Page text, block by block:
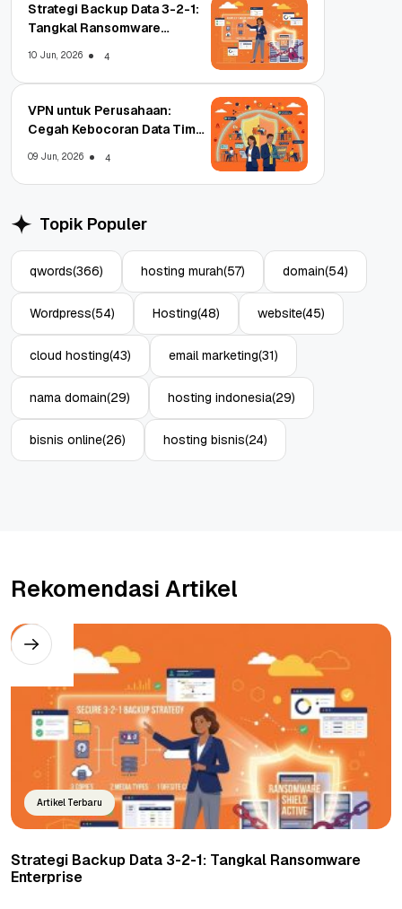
Strategi Backup Data 3-2-1:
Tangkal Ransomware
10 Jun, 2026 4
VPN untuk Perusahaan:
Cegah Kebocoran Data Tim
09 Jun, 2026 4
Topik Populer
qwords(366) hosting murah(57) domain(54)
Wordpress(54) Hosting(48) website(45)
cloud hosting(43) email marketing(31)
nama domain(29) hosting indonesia(29)
bisnis online(26) hosting bisnis(24)
Rekomendasi Artikel
Artikel Terbaru
Strategi Backup Data 3-2-1: Tangkal Ransomware
Enterprise